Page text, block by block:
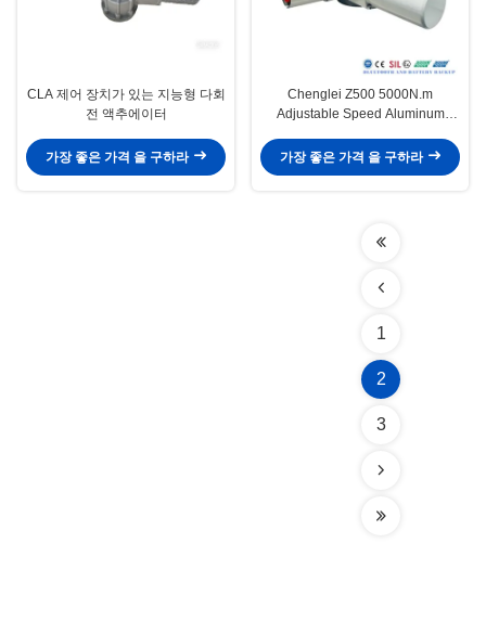
CLA 제어 장치가 있는 지능형 다회
전 액추에이터
가장 좋은 가격 을 구하라
Chenglei Z500 5000N.m
Adjustable Speed Aluminum
for Valve Control
가장 좋은 가격 을 구하라
1
2
3